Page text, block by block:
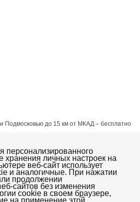
персонализированного
хранения личных настроек на
веб-сайт использует
и аналогичные. При нажатии
продолжении
сайтов без изменения
cookie в своем браузере,
на применение этой
Подмосковью до 15 км от МКАД – бесплатно
mia Mia
Платки, шарфы